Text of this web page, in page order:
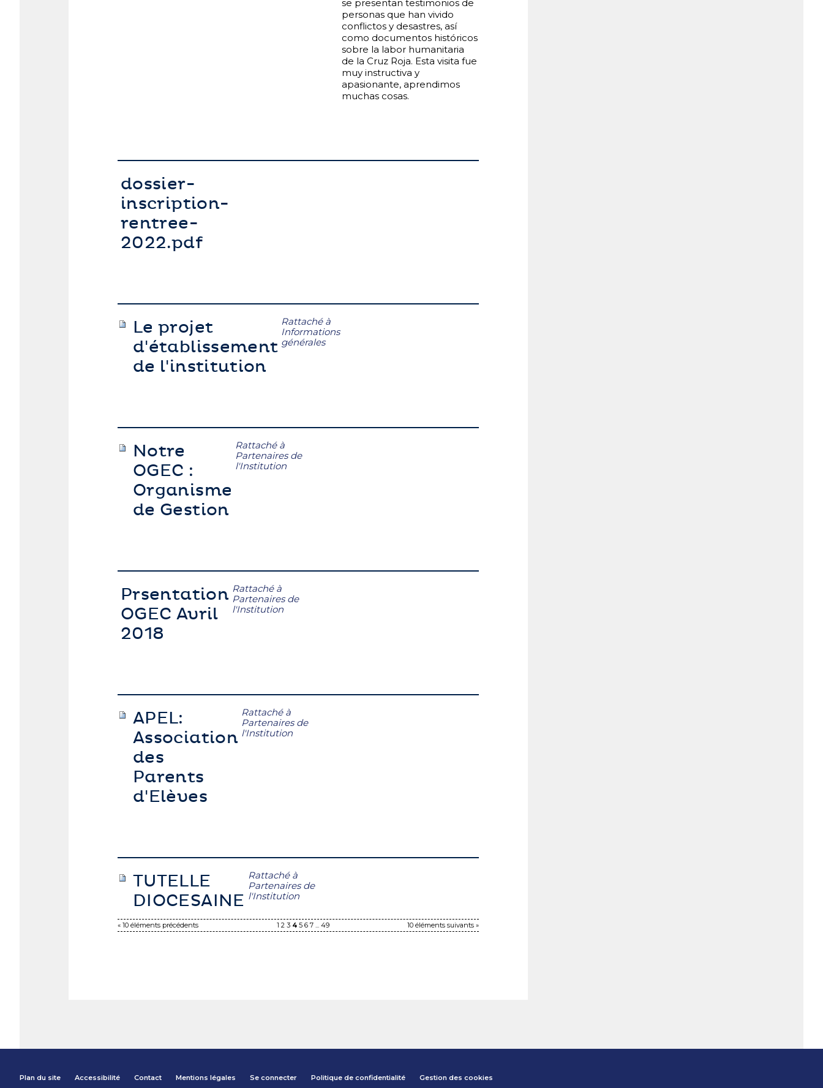
se presentan testimonios de
personas que han vivido
conflictos y desastres, así
como documentos históricos
sobre la labor humanitaria
de la Cruz Roja. Esta visita fue
muy instructiva y
apasionante, aprendimos
muchas cosas.
dossier-
inscription-
rentree-
2022.pdf
Rattaché à
Informations
générales
Le projet
d'établissement
de l'institution
Rattaché à
Partenaires de
l'Institution
Notre
OGEC :
Organisme
de Gestion
Rattaché à
Partenaires de
l'Institution
Prsentation
OGEC Avril
2018
Rattaché à
Partenaires de
l'Institution
APEL:
Association
des
Parents
d'Elèves
Rattaché à
Partenaires de
l'Institution
TUTELLE
DIOCESAINE
« 10 éléments précédents 10 éléments suivants »
1 2 3 4 5 6 7 ... 49
Plan du site Accessibilité Contact Mentions légales Se connecter Politique de confidentialité Gestion des cookies